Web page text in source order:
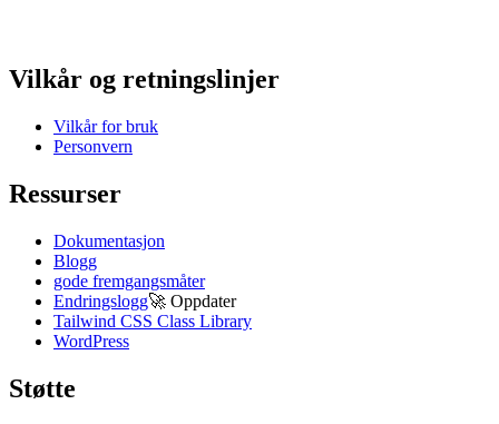
Vilkår og retningslinjer
Vilkår for bruk
Personvern
Ressurser
Dokumentasjon
Blogg
gode fremgangsmåter
Endringslogg🚀 Oppdater
Tailwind CSS Class Library
WordPress
Støtte